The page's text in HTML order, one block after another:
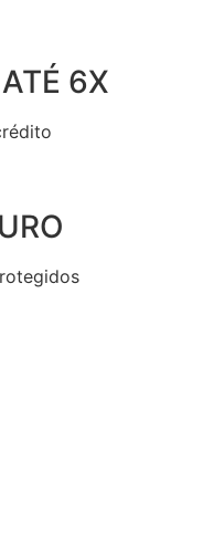
6X